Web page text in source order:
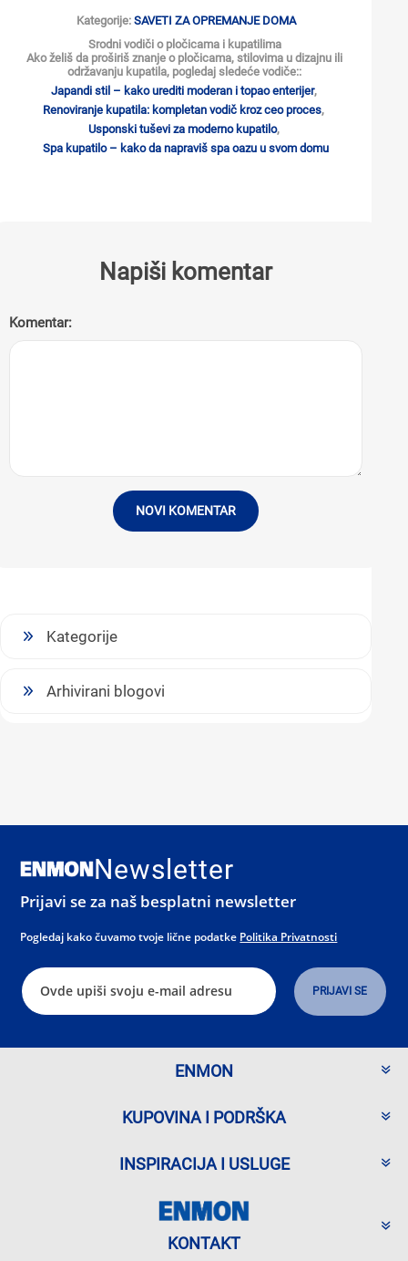
Kategorije: SAVETI ZA OPREMANJE DOMA
Srodni vodiči o pločicama i kupatilima
Ako želiš da proširiš znanje o pločicama, stilovima u dizajnu ili
održavanju kupatila, pogledaj sledeće vodiče::
Japandi stil – kako urediti moderan i topao enterijer,
Renoviranje kupatila: kompletan vodič kroz ceo proces,
Usponski tuševi za moderno kupatilo,
Spa kupatilo – kako da napraviš spa oazu u svom domu
Napiši komentar
Komentar:
NOVI KOMENTAR
Kategorije
Arhivirani blogovi
Newsletter
Prijavi se za naš besplatni newsletter
Pogledaj kako čuvamo tvoje lične podatke Politika Privatnosti
ENMON
KUPOVINA I PODRŠKA
INSPIRACIJA I USLUGE
KONTAKT